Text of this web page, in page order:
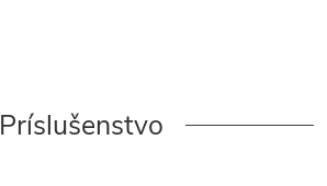
Príslušenstvo